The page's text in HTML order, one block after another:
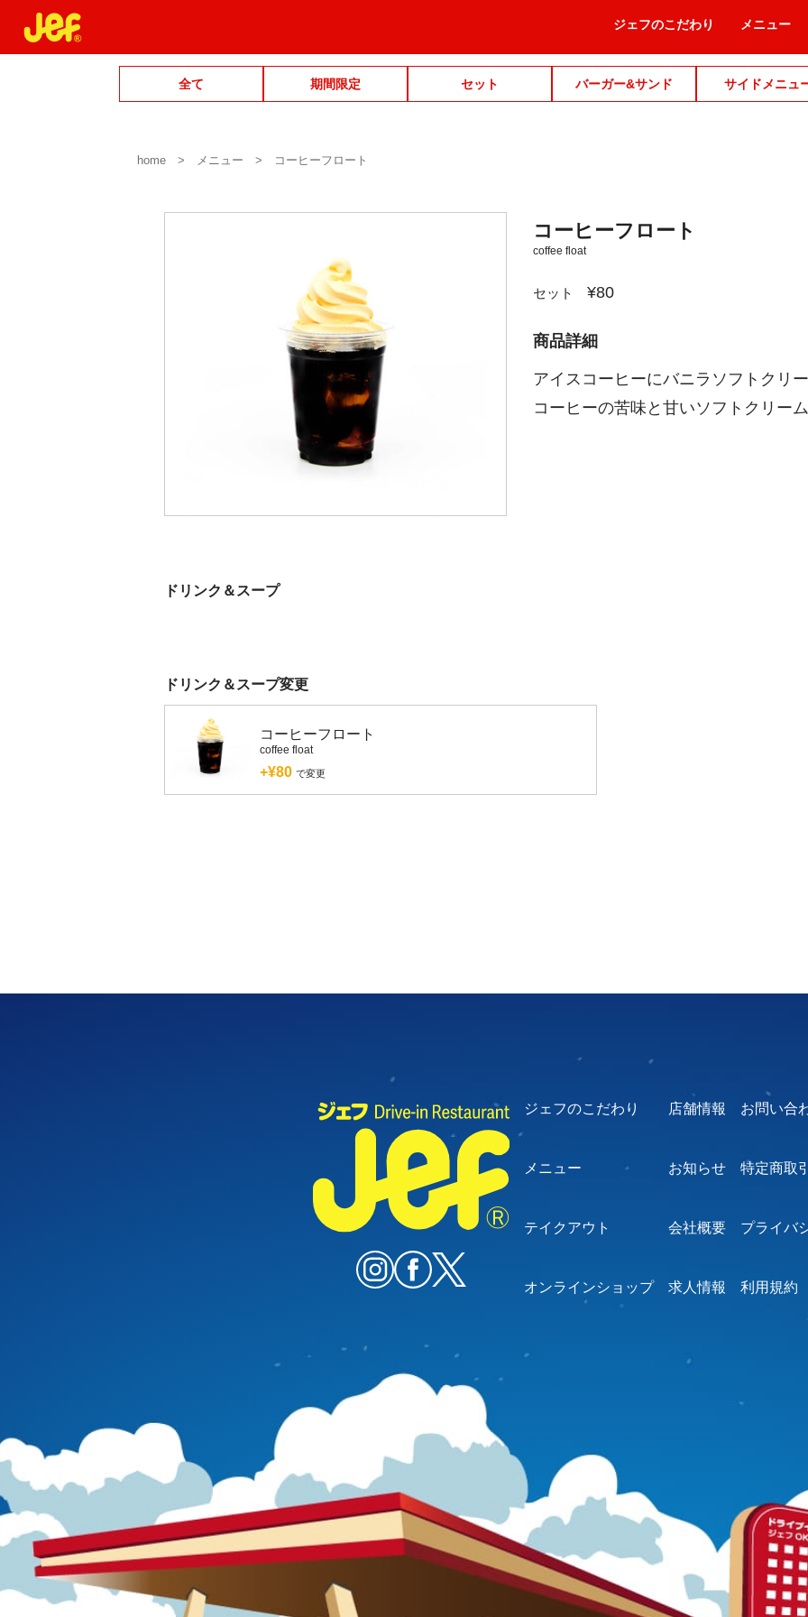
ジェフのこだわり メニュー
全て 期間限定 セット バーガー&サンド サイドメニュ
home メニュー コーヒーフロート
コーヒーフロート
coffee float
セット ¥80
商品詳細
アイスコーヒーにバニラソフトクリ
コーヒーの苦味と甘いソフトクリー
ドリンク＆スープ
ドリンク＆スープ変更
コーヒーフロート
coffee float
+¥80 で変更
ジェフのこだわり
メニュー
テイクアウト
オンラインショップ
店舗情報
お知らせ
会社概要
求人情報
お問い合
特定商取
プライバ
利用規約